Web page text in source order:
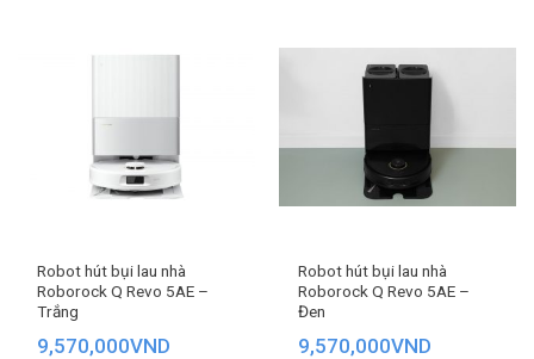
Robot hút bụi lau nhà
Roborock Q Revo 5AE –
Trắng
9,570,000VND
Robot hút bụi lau nhà
Roborock Q Revo 5AE –
Đen
9,570,000VND